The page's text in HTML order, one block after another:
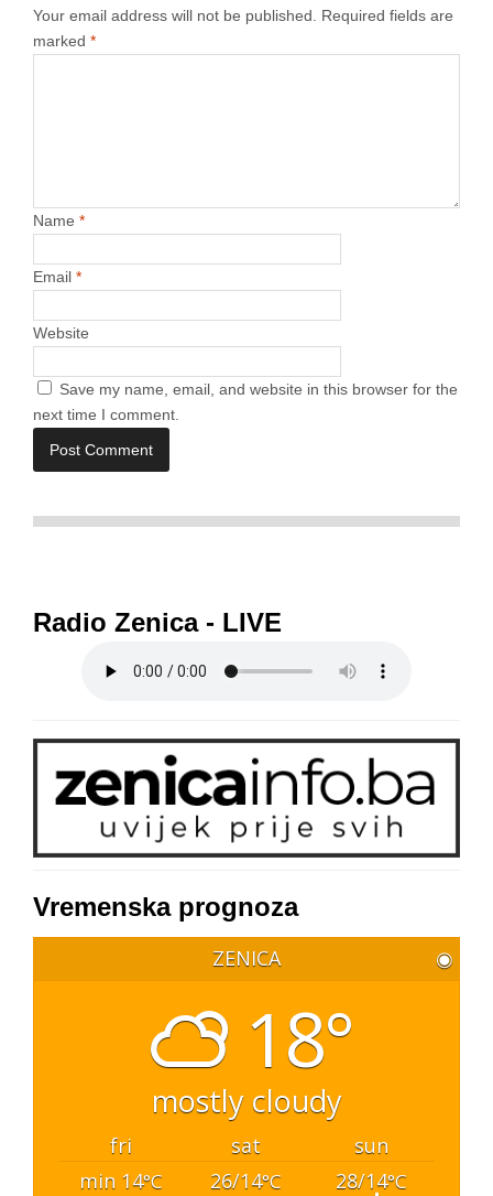
Your email address will not be published.
Required fields are
marked *
Name *
Email *
Website
Save my name, email, and website in this browser for the
next time I comment.
Radio Zenica - LIVE
Vremenska prognoza
ZENICA ◉
18°
mostly cloudy
fri sat
sun
min 14°C 26/14°C 28/14°C